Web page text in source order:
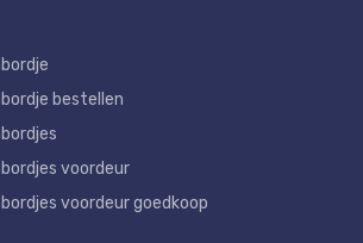
bestellen
voordeur
voordeur goedkoop